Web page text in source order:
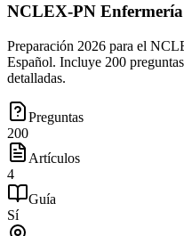
NCLEX-PN
Preparación 2026 para el
Español. Incluye 200
detalladas.
Preguntas
200
Artículos
4
Guía
Sí